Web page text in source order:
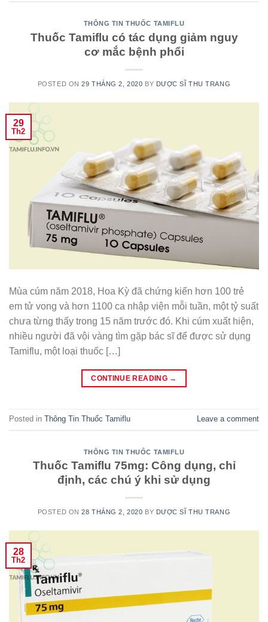
THÔNG TIN THUỐC TAMIFLU
Thuốc Tamiflu có tác dụng giảm nguy
cơ mắc bệnh phổi
POSTED ON29 THÁNG 2, 2020 BY DƯỢC SĨ THU TRANG
29
Th2
Mùa cúm năm 2018, Hoa Kỳ đã chứng kiến hơn 100 trẻ
em tử vong và hơn 1100 ca nhập viện mỗi tuần, một tỷ suất
chưa từng thấy trong 15 năm trước đó. Khi cúm xuất hiện,
nhiều người đã vội vàng tìm gặp bác sĩ để được sử dụng
Tamiflu, một loại thuốc […]
CONTINUE READING →
Posted in Thông Tin Thuốc Tamiflu Leave a comment
THÔNG TIN THUỐC TAMIFLU
Thuốc Tamiflu 75mg: Công dụng, chỉ
định, các chú ý khi sử dụng
POSTED ON28 THÁNG 2, 2020 BY DƯỢC SĨ THU TRANG
28
Th2